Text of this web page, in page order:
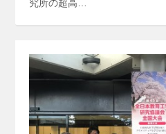
究所の超高…